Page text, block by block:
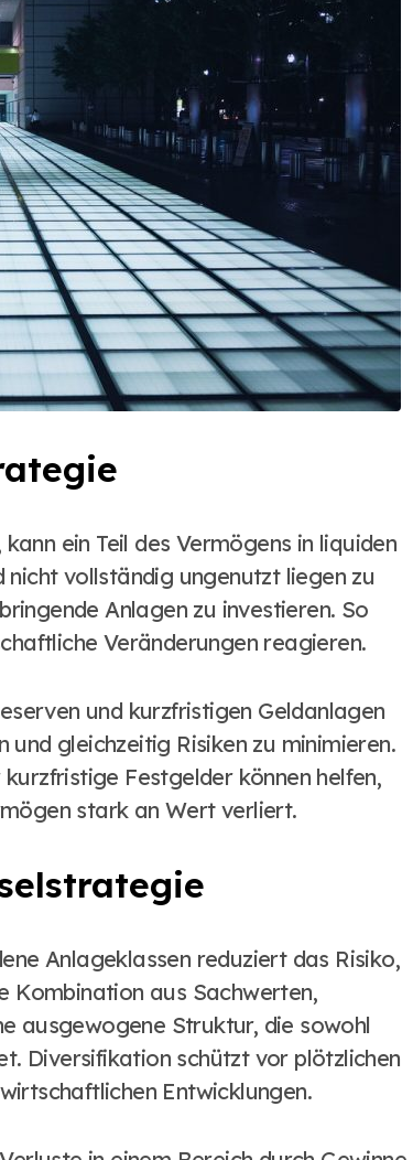
ein Teil des Vermögens in liquiden
vollständig ungenutzt liegen zu
Anlagen zu investieren. So
Veränderungen reagieren.
und kurzfristigen Geldanlagen
gleichzeitig Risiken zu minimieren.
Festgelder können helfen,
stark an Wert verliert.
Anlageklassen reduziert das Risiko,
Kombination aus Sachwerten,
ausgewogene Struktur, die sowohl
Diversifikation schützt vor plötzlichen
Entwicklungen.